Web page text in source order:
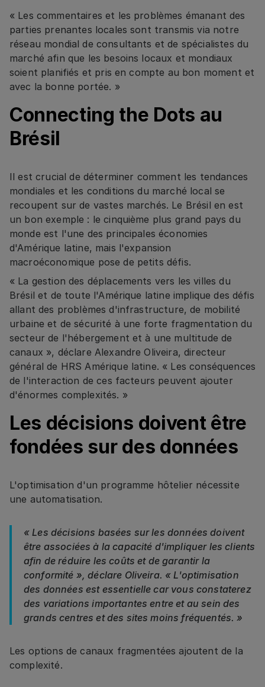
« Les commentaires et les problèmes émanant des
parties prenantes locales sont transmis via notre
réseau mondial de consultants et de spécialistes du
marché afin que les besoins locaux et mondiaux
soient planifiés et pris en compte au bon moment et
avec la bonne portée. »
Connecting the Dots au
Brésil
Il est crucial de déterminer comment les tendances
mondiales et les conditions du marché local se
recoupent sur de vastes marchés. Le Brésil en est
un bon exemple : le cinquième plus grand pays du
monde est l'une des principales économies
d'Amérique latine, mais l'expansion
macroéconomique pose de petits défis.
« La gestion des déplacements vers les villes du
Brésil et de toute l'Amérique latine implique des défis
allant des problèmes d'infrastructure, de mobilité
urbaine et de sécurité à une forte fragmentation du
secteur de l'hébergement et à une multitude de
canaux », déclare Alexandre Oliveira, directeur
général de HRS Amérique latine. « Les conséquences
de l'interaction de ces facteurs peuvent ajouter
d'énormes complexités. »
Les décisions doivent être
fondées sur des données
L'optimisation d'un programme hôtelier nécessite
une automatisation.
« Les décisions basées sur les données doivent
être associées à la capacité d'impliquer les clients
afin de réduire les coûts et de garantir la
conformité », déclare Oliveira. « L'optimisation
des données est essentielle car vous constaterez
des variations importantes entre et au sein des
grands centres et des sites moins fréquentés. »
Les options de canaux fragmentées ajoutent de la
complexité.